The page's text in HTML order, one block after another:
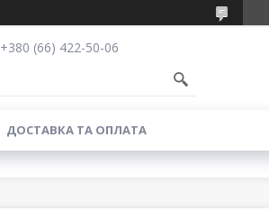
+380 (66) 422-50-06
ДОСТАВКА ТА ОПЛАТА